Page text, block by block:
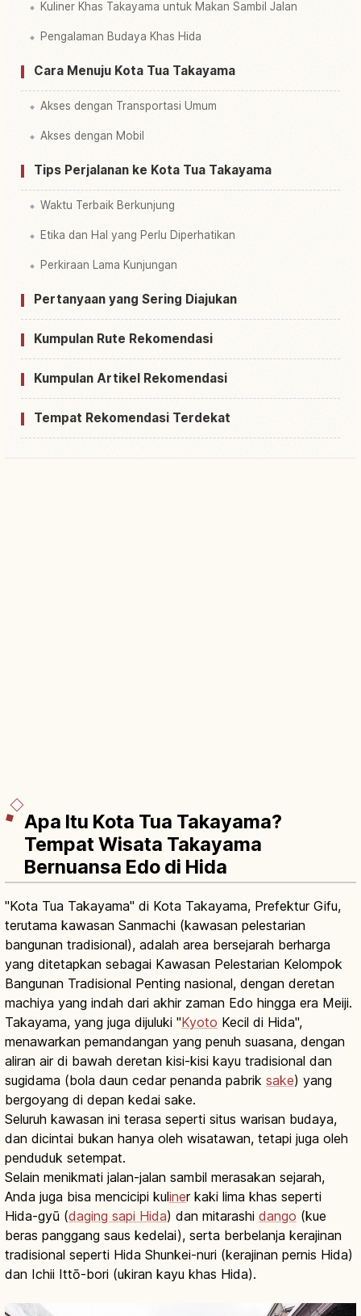
Kuliner Khas Takayama untuk Makan Sambil Jalan
Pengalaman Budaya Khas Hida
Cara Menuju Kota Tua Takayama
Akses dengan Transportasi Umum
Akses dengan Mobil
Tips Perjalanan ke Kota Tua Takayama
Waktu Terbaik Berkunjung
Etika dan Hal yang Perlu Diperhatikan
Perkiraan Lama Kunjungan
Pertanyaan yang Sering Diajukan
Kumpulan Rute Rekomendasi
Kumpulan Artikel Rekomendasi
Tempat Rekomendasi Terdekat
Apa Itu Kota Tua Takayama?
Tempat Wisata Takayama
Bernuansa Edo di Hida
"Kota Tua Takayama" di Kota Takayama, Prefektur Gifu,
terutama kawasan Sanmachi (kawasan pelestarian
bangunan tradisional), adalah area bersejarah berharga
yang ditetapkan sebagai Kawasan Pelestarian Kelompok
Bangunan Tradisional Penting nasional, dengan deretan
machiya yang indah dari akhir zaman Edo hingga era Meiji.
Takayama, yang juga dijuluki "Kyoto Kecil di Hida",
menawarkan pemandangan yang penuh suasana, dengan
aliran air di bawah deretan kisi-kisi kayu tradisional dan
sugidama (bola daun cedar penanda pabrik sake) yang
bergoyang di depan kedai sake.
Seluruh kawasan ini terasa seperti situs warisan budaya,
dan dicintai bukan hanya oleh wisatawan, tetapi juga oleh
penduduk setempat.
Selain menikmati jalan-jalan sambil merasakan sejarah,
Anda juga bisa mencicipi kuliner kaki lima khas seperti
Hida-gyū (daging sapi Hida) dan mitarashi dango (kue
beras panggang saus kedelai), serta berbelanja kerajinan
tradisional seperti Hida Shunkei-nuri (kerajinan pernis Hida)
dan Ichii Ittō-bori (ukiran kayu khas Hida).